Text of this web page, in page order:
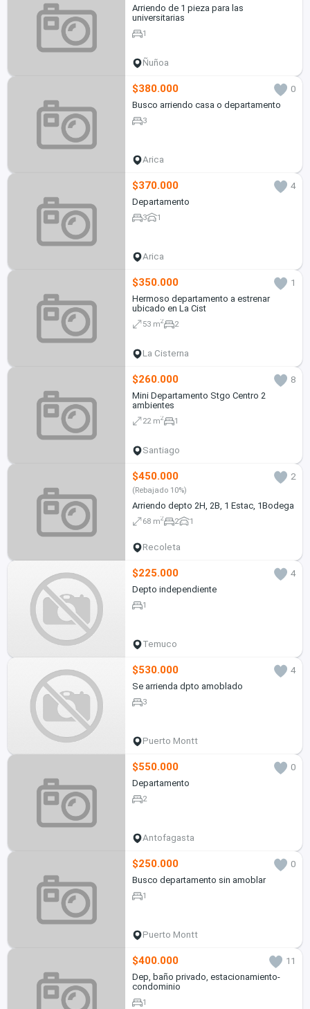
Arriendo de 1 pieza para las
universitarias
1
Ñuñoa
$380.000
0
Busco arriendo casa o departamento
3
Arica
$370.000
4
Departamento
3 1
Arica
$350.000
1
Hermoso departamento a estrenar
ubicado en La Cist
53 m2 2
La Cisterna
$260.000
8
Mini Departamento Stgo Centro 2
ambientes
22 m2 1
Santiago
$450.000 2
(Rebajado 10%)
Arriendo depto 2H, 2B, 1 Estac, 1Bodega
68 m2 2 1
Recoleta
$225.000
4
Depto independiente
1
Temuco
$530.000
4
Se arrienda dpto amoblado
3
Puerto Montt
$550.000
0
Departamento
2
Antofagasta
$250.000
0
Busco departamento sin amoblar
1
Puerto Montt
$400.000
11
Dep, baño privado, estacionamiento-
condominio
1